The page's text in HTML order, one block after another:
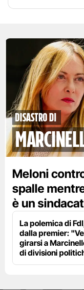
disastro di
Meloni
spalle
è un
La polemica di
dalla premier:
girarsi a
di divisioni